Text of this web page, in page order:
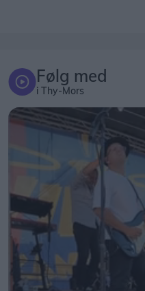
Følg med
i Thy-Mors